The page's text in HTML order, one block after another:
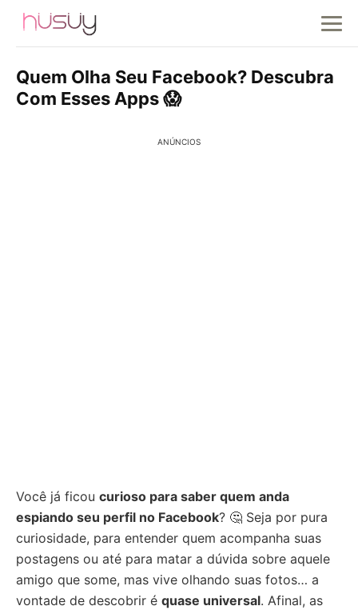
Quem Olha Seu Facebook? Descubra
Com Esses Apps 😱
ANÚNCIOS
Você já ficou curioso para saber quem anda
espiando seu perfil no Facebook? 🤔 Seja por pura
curiosidade, para entender quem acompanha suas
postagens ou até para matar a dúvida sobre aquele
amigo que some, mas vive olhando suas fotos… a
vontade de descobrir é quase universal. Afinal, as